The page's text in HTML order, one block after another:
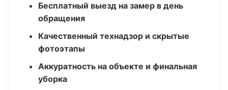
Бесплатный выезд на замер в день
обращения
Качественный технадзор и скрытые
фотоэтапы
Аккуратность на объекте и финальная
уборка